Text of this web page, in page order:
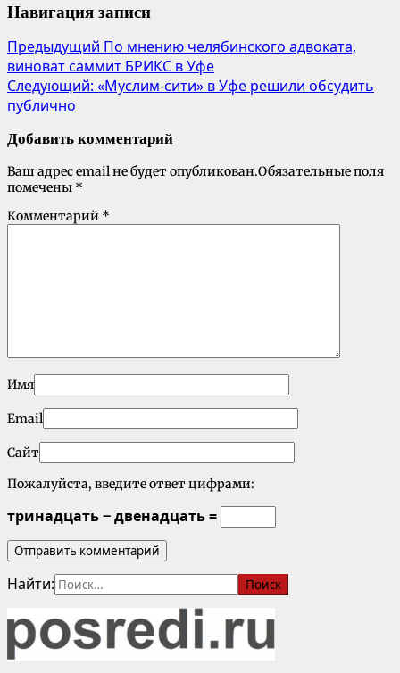
Навигация записи
Предыдущий По мнению челябинского адвоката,
виноват саммит БРИКС в Уфе
Следующий: «Муслим-сити» в Уфе решили обсудить
публично
Добавить комментарий
Ваш адрес email не будет опубликован.Обязательные поля
помечены *
Комментарий *
Имя
Email
Сайт
Пожалуйста, введите ответ цифрами:
тринадцать − двенадцать =
Найти: